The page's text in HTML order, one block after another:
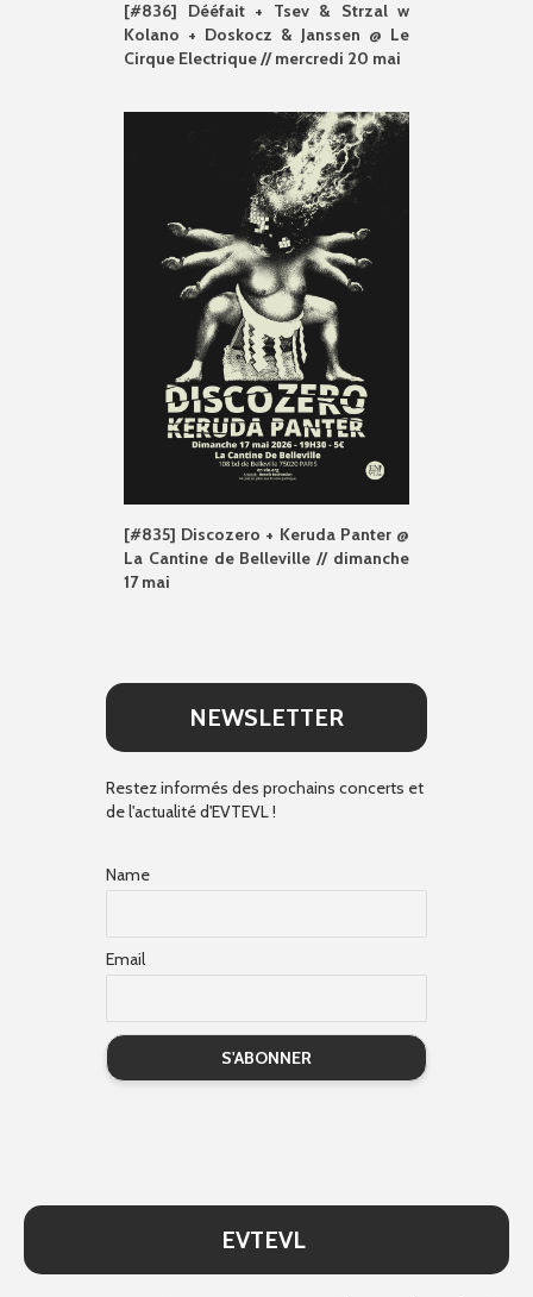
[#836] Dééfait + Tsev & Strzal w
Kolano + Doskocz & Janssen @ Le
Cirque Electrique // mercredi 20 mai
[#835] Discozero + Keruda Panter @
La Cantine de Belleville // dimanche
17 mai
NEWSLETTER
Restez informés des prochains concerts et
de l'actualité d'EVTEVL !
Name
Email
EVTEVL